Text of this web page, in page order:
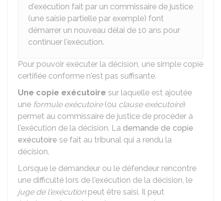
d'exécution fait par un commissaire de justice
(une saisie partielle par exemple) font
démarrer un nouveau délai de 10 ans pour
continuer l'exécution.
Pour pouvoir exécuter la décision, une simple copie
certifiée conforme n'est pas suffisante.
Une copie exécutoire sur laquelle est ajoutée
une formule exécutoire(ou clause exécutoire)
permet au commissaire de justice de procéder à
l'exécution de la décision. La demande de copie
exécutoire se fait au tribunal qui a rendu la
décision.
Lorsque le demandeur ou le défendeur rencontre
une difficulté lors de l'exécution de la décision, le
juge de l'exécutionpeut être saisi. Il peut